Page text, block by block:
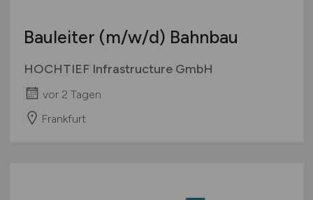
Bauleiter (m/w/d) Bahnbau
HOCHTIEF Infrastructure GmbH
vor 2 Tagen
Frankfurt